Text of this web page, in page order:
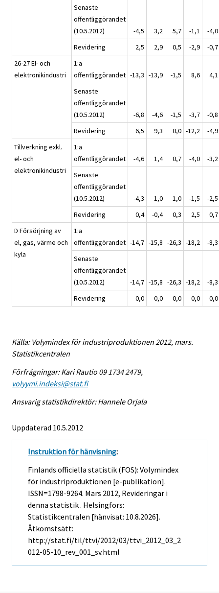
Senaste
offentliggörandet
(10.5.2012)
-4,5 3,2 5,7 -1,1
-4,0
Revidering
2,5 2,9 0,5 -2,9
-0,7
26-27 El- och
elektronikindustri
1:a
offentliggörandet -13,3 -13,9 -1,5 8,6
4,1
Senaste
offentliggörandet
(10.5.2012)
-6,8 -4,6 -1,5 -3,7
-0,8
Revidering
6,5 9,3 0,0 -12,2
-4,9
Tillverkning exkl.
el- och
elektronikindustri
1:a
offentliggörandet
-4,6 1,4 0,7 -4,0
-3,2
Senaste
offentliggörandet
(10.5.2012)
-4,3 1,0 1,0 -1,5
-2,5
Revidering
0,4 -0,4 0,3 2,5
0,7
D Försörjning av
el, gas, värme och
kyla
1:a
offentliggörandet -14,7 -15,8 -26,3 -18,2
-8,3
Senaste
offentliggörandet
(10.5.2012)
-14,7 -15,8 -26,3 -18,2
-8,3
Revidering
0,0 0,0 0,0 0,0 0,0
Källa: Volymindex för industriproduktionen 2012, mars.
Statistikcentralen
Förfrågningar: Kari Rautio 09 1734 2479,
volyymi.indeksi@stat.fi
Ansvarig statistikdirektör: Hannele Orjala
Uppdaterad 10.5.2012
Instruktion för hänvisning:
Finlands officiella statistik (FOS): Volymindex
för industriproduktionen [e-publikation].
ISSN=1798-9264. Mars 2012, Revideringar i
denna statistik . Helsingfors:
Statistikcentralen [hänvisat: 10.8.2026].
Åtkomstsätt:
http://stat.fi/til/ttvi/2012/03/ttvi_2012_03_2
012-05-10_rev_001_sv.html